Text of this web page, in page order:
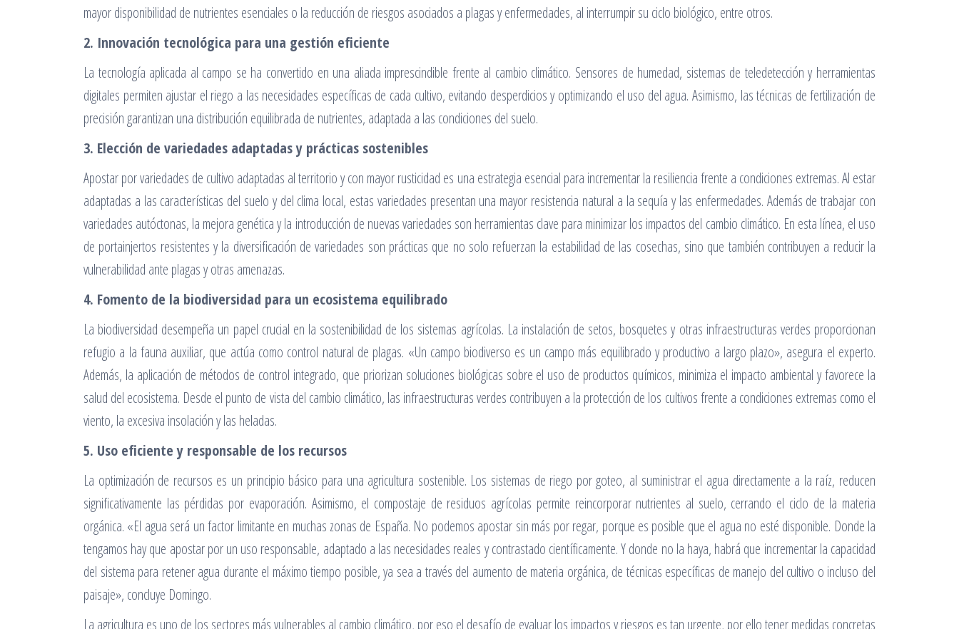
mayor disponibilidad de nutrientes esenciales o la reducción de riesgos asociados a plagas y enfermedades, al interrumpir su ciclo biológico, entre otros.
2. Innovación tecnológica para una gestión eficiente
La tecnología aplicada al campo se ha convertido en una aliada imprescindible frente al cambio climático. Sensores de humedad, sistemas de teledetección y herramientas
digitales permiten ajustar el riego a las necesidades específicas de cada cultivo, evitando desperdicios y optimizando el uso del agua. Asimismo, las técnicas de fertilización de
precisión garantizan una distribución equilibrada de nutrientes, adaptada a las condiciones del suelo.
3. Elección de variedades adaptadas y prácticas sostenibles
Apostar por variedades de cultivo adaptadas al territorio y con mayor rusticidad es una estrategia esencial para incrementar la resiliencia frente a condiciones extremas. Al estar
adaptadas a las características del suelo y del clima local, estas variedades presentan una mayor resistencia natural a la sequía y las enfermedades. Además de trabajar con
variedades autóctonas, la mejora genética y la introducción de nuevas variedades son herramientas clave para minimizar los impactos del cambio climático. En esta línea, el uso
de portainjertos resistentes y la diversificación de variedades son prácticas que no solo refuerzan la estabilidad de las cosechas, sino que también contribuyen a reducir la
vulnerabilidad ante plagas y otras amenazas.
4. Fomento de la biodiversidad para un ecosistema equilibrado
La biodiversidad desempeña un papel crucial en la sostenibilidad de los sistemas agrícolas. La instalación de setos, bosquetes y otras infraestructuras verdes proporcionan
refugio a la fauna auxiliar, que actúa como control natural de plagas. «Un campo biodiverso es un campo más equilibrado y productivo a largo plazo», asegura el experto.
Además, la aplicación de métodos de control integrado, que priorizan soluciones biológicas sobre el uso de productos químicos, minimiza el impacto ambiental y favorece la
salud del ecosistema. Desde el punto de vista del cambio climático, las infraestructuras verdes contribuyen a la protección de los cultivos frente a condiciones extremas como el
viento, la excesiva insolación y las heladas.
5. Uso eficiente y responsable de los recursos
La optimización de recursos es un principio básico para una agricultura sostenible. Los sistemas de riego por goteo, al suministrar el agua directamente a la raíz, reducen
significativamente las pérdidas por evaporación. Asimismo, el compostaje de residuos agrícolas permite reincorporar nutrientes al suelo, cerrando el ciclo de la materia
orgánica. «El agua será un factor limitante en muchas zonas de España. No podemos apostar sin más por regar, porque es posible que el agua no esté disponible. Donde la
tengamos hay que apostar por un uso responsable, adaptado a las necesidades reales y contrastado científicamente. Y donde no la haya, habrá que incrementar la capacidad
del sistema para retener agua durante el máximo tiempo posible, ya sea a través del aumento de materia orgánica, de técnicas específicas de manejo del cultivo o incluso del
paisaje», concluye Domingo.
La agricultura es uno de los sectores más vulnerables al cambio climático, por eso el desafío de evaluar los impactos y riesgos es tan urgente, por ello tener medidas concretas